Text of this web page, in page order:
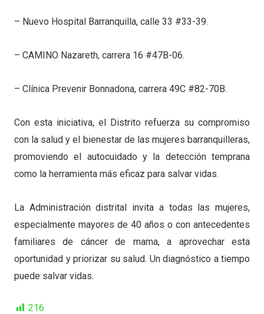
– Nuevo Hospital Barranquilla, calle 33 #33-39.
– CAMINO Nazareth, carrera 16 #47B-06.
– Clínica Prevenir Bonnadona, carrera 49C #82-70B.
Con esta iniciativa, el Distrito refuerza su compromiso
con la salud y el bienestar de las mujeres barranquilleras,
promoviendo el autocuidado y la detección temprana
como la herramienta más eficaz para salvar vidas.
La Administración distrital invita a todas las mujeres,
especialmente mayores de 40 años o con antecedentes
familiares de cáncer de mama, a aprovechar esta
oportunidad y priorizar su salud. Un diagnóstico a tiempo
puede salvar vidas.
216